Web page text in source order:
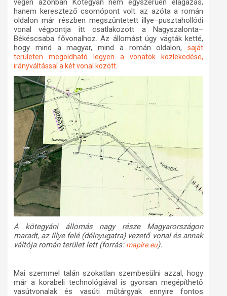
végén azonban Kötegyán nem egyszerűen elágazás,
hanem keresztező csomópont volt: az azóta a román
oldalon már részben megszüntetett illye–pusztahollódi
vonal végpontja itt csatlakozott a Nagyszalonta–
Békéscsaba fővonalhoz. Az állomást úgy vágták ketté,
hogy mind a magyar, mind a román oldalon, saját
területen megoldható legyen a vonatok közlekedése,
irányváltással a két vonal között.
A kötegyáni állomás nagy része Magyarországon
maradt, az Illye felé (délnyugatra) vezető vonal és annak
váltója román terület lett (forrás: mapire.eu).
Mai szemmel talán szokatlan szembesülni azzal, hogy
már a korabeli technológiával is gyorsan megépíthető
vasútvonalak és vasúti műtárgyak ennyire fontos